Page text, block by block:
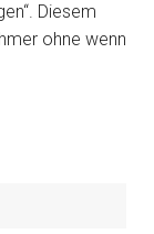
Diesem
ohne wenn